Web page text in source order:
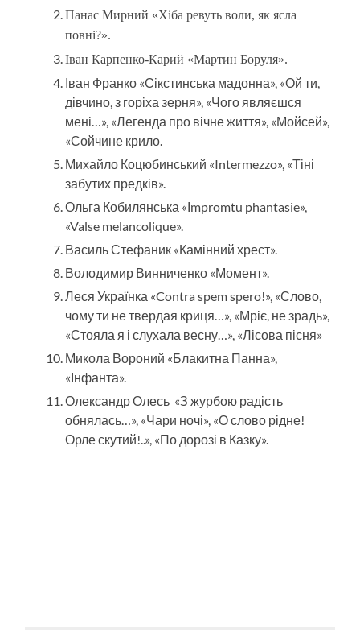
Панас Мирний «Хіба ревуть воли, як ясла
повні?».
Іван Карпенко-Карий «Мартин Боруля».
Іван Франко «Сікстинська мадонна», «Ой ти,
дівчино, з горіха зерня», «Чого являєшся
мені…», «Легенда про вічне життя», «Мойсей»,
«Сойчине крило.
Михайло Коцюбинський «Intermezzo», «Тіні
забутих предків».
Ольга Кобилянська «Іmpromtu phantasie»,
«Valse melancolique».
Василь Стефаник «Камінний хрест».
Володимир Винниченко «Момент».
Леся Українка «Contra spem spero!», «Слово,
чому ти не твердая криця…», «Мріє, не зрадь»,
«Стояла я і слухала весну…», «Лісова пісня»
Микола Вороний «Блакитна Панна»,
«Інфанта».
Олександр Олесь «З журбою радість
обнялась…», «Чари ночі», «О слово рідне!
Орле скутий!..», «По дорозі в Казку».